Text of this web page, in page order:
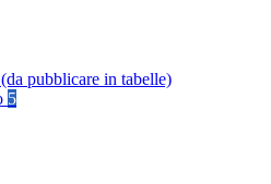
pubblicare in tabelle)
5